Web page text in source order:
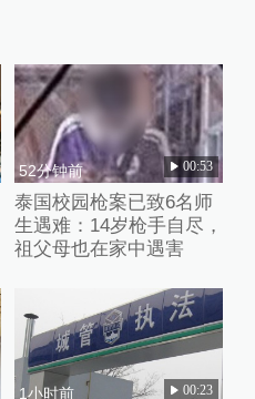
52分钟前 00:53
泰国校园枪案已致6名师
生遇难：14岁枪手自尽，
祖父母也在家中遇害
1小时前 00:23